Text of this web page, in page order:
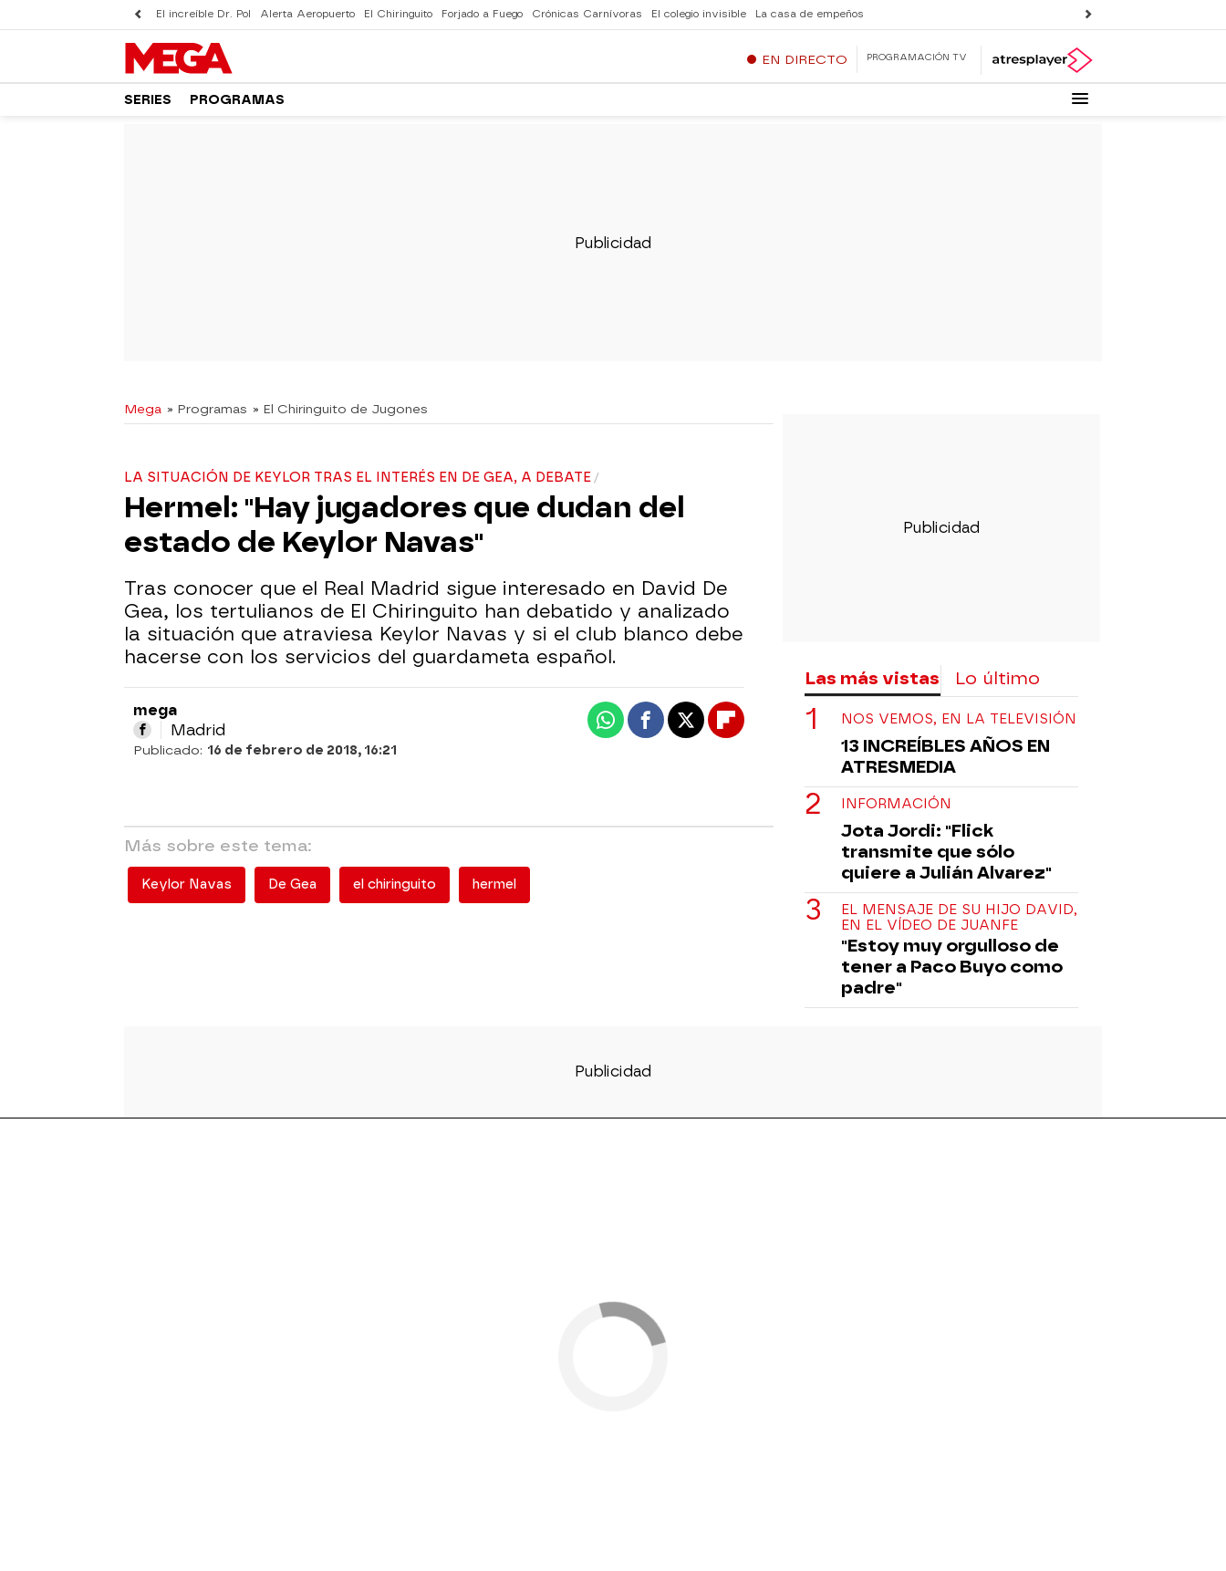
El increíble Dr. Pol Alerta Aeropuerto El Chiringuito Forjado a Fuego Crónicas Carnívoras El colegio invisible La casa de empeños
EN DIRECTO PROGRAMACIÓN TV
SERIES PROGRAMAS
Mega » Programas » El Chiringuito de Jugones
LA SITUACIÓN DE KEYLOR TRAS EL INTERÉS EN DE GEA, A DEBATE
Hermel: "Hay jugadores que dudan del
estado de Keylor Navas"
Tras conocer que el Real Madrid sigue interesado en David De
Gea, los tertulianos de El Chiringuito han debatido y analizado
la situación que atraviesa Keylor Navas y si el club blanco debe
hacerse con los servicios del guardameta español.
mega
Madrid
Publicado: 16 de febrero de 2018, 16:21
WhatsappFacebook
X Flipboard
Más sobre este tema:
Keylor Navas De Gea el chiringuito hermel
Las más vistas Lo último
NOS VEMOS, EN LA TELEVISIÓN
13 INCREÍBLES AÑOS EN
ATRESMEDIA
INFORMACIÓN
Jota Jordi: "Flick
transmite que sólo
quiere a Julián Alvarez"
EL MENSAJE DE SU HIJO DAVID,
EN EL VÍDEO DE JUANFE
"Estoy muy orgulloso de
tener a Paco Buyo como
padre"